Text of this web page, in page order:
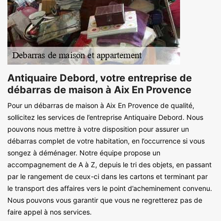
Antiquaire Debord, votre entreprise de
débarras de maison à Aix En Provence
Pour un débarras de maison à Aix En Provence de qualité,
sollicitez les services de l’entreprise Antiquaire Debord. Nous
pouvons nous mettre à votre disposition pour assurer un
débarras complet de votre habitation, en l’occurrence si vous
songez à déménager. Notre équipe propose un
accompagnement de A à Z, depuis le tri des objets, en passant
par le rangement de ceux-ci dans les cartons et terminant par
le transport des affaires vers le point d’acheminement convenu.
Nous pouvons vous garantir que vous ne regretterez pas de
faire appel à nos services.